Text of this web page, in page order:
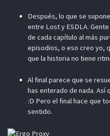
Después, lo que se
entre Lost y ESDLA.
de cada capítulo al más
episodios, o eso creo yo,
que la historia no tiene
Al final parece que se
has enterado de nada. Así
:D Pero el final hace que
sentido.